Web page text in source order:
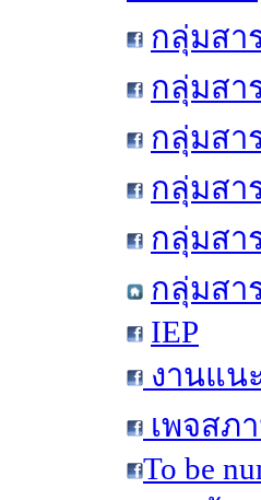
กลุ่มสา
กลุ่มสา
กลุ่มสา
กลุ่มสา
กลุ่มสา
กลุ่มสา
IEP
งานแน
เพจสภ
To be